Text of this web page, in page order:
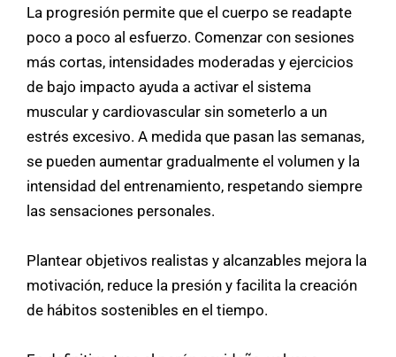
La progresión permite que el cuerpo se readapte
poco a poco al esfuerzo. Comenzar con sesiones
más cortas, intensidades moderadas y ejercicios
de bajo impacto ayuda a activar el sistema
muscular y cardiovascular sin someterlo a un
estrés excesivo. A medida que pasan las semanas,
se pueden aumentar gradualmente el volumen y la
intensidad del entrenamiento, respetando siempre
las sensaciones personales.
Plantear objetivos realistas y alcanzables mejora la
motivación, reduce la presión y facilita la creación
de hábitos sostenibles en el tiempo.